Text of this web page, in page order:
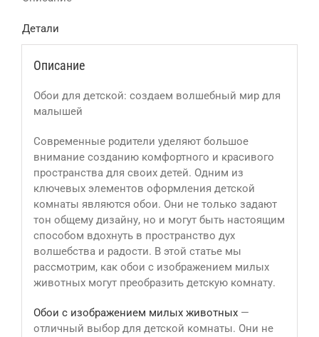
Детали
Описание
Обои для детской: создаем волшебный мир для
малышей
Современные родители уделяют большое
внимание созданию комфортного и красивого
пространства для своих детей. Одним из
ключевых элементов оформления детской
комнаты являются обои. Они не только задают
тон общему дизайну, но и могут быть настоящим
способом вдохнуть в пространство дух
волшебства и радости. В этой статье мы
рассмотрим, как обои с изображением милых
животных могут преобразить детскую комнату.
Обои с изображением милых животных—
отличный выбор для детской комнаты. Они не